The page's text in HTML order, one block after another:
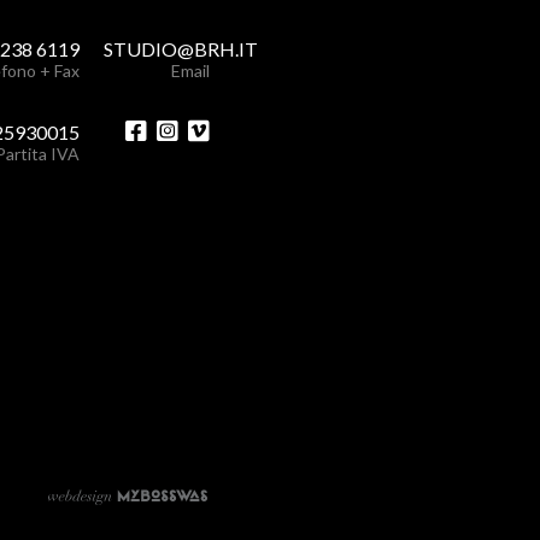
6119
+ Fax
IVA
STUDIO@BRH.IT
Email